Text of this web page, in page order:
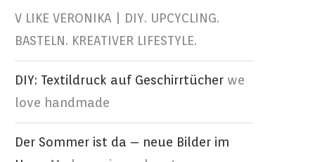
V LIKE VERONIKA | DIY. UPCYCLING.
BASTELN. KREATIVER LIFESTYLE.
DIY: Textildruck auf Geschirrtücher we
love handmade
Der Sommer ist da – neue Bilder im